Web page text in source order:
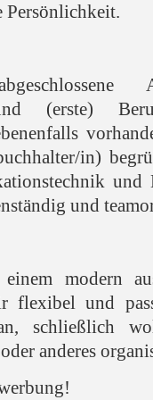
und (erste)
in)
und
modern
flexibel und
an, schließlich
anderes